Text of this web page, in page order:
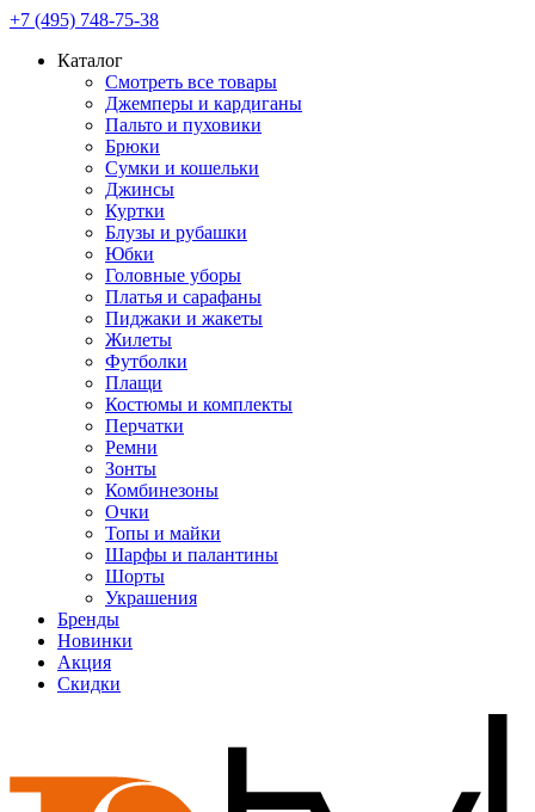
+7 (495) 748-75-38
Каталог
Смотреть все товары
Джемперы и кардиганы
Пальто и пуховики
Брюки
Сумки и кошельки
Джинсы
Куртки
Блузы и рубашки
Юбки
Головные уборы
Платья и сарафаны
Пиджаки и жакеты
Жилеты
Футболки
Плащи
Костюмы и комплекты
Перчатки
Ремни
Зонты
Комбинезоны
Очки
Топы и майки
Шарфы и палантины
Шорты
Украшения
Бренды
Новинки
Акция
Скидки